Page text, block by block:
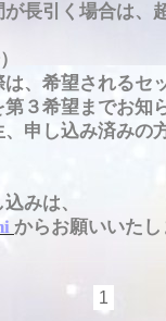
引く場合は、
希望されるセ
希望までお知
し込み済みの
みは、
からお願いいた
1